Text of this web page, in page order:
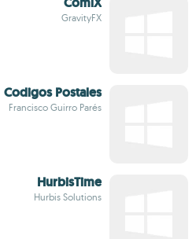
GravityFX
Codigos Postales
Francisco Guirro Parés
HurbisTime
Hurbis Solutions